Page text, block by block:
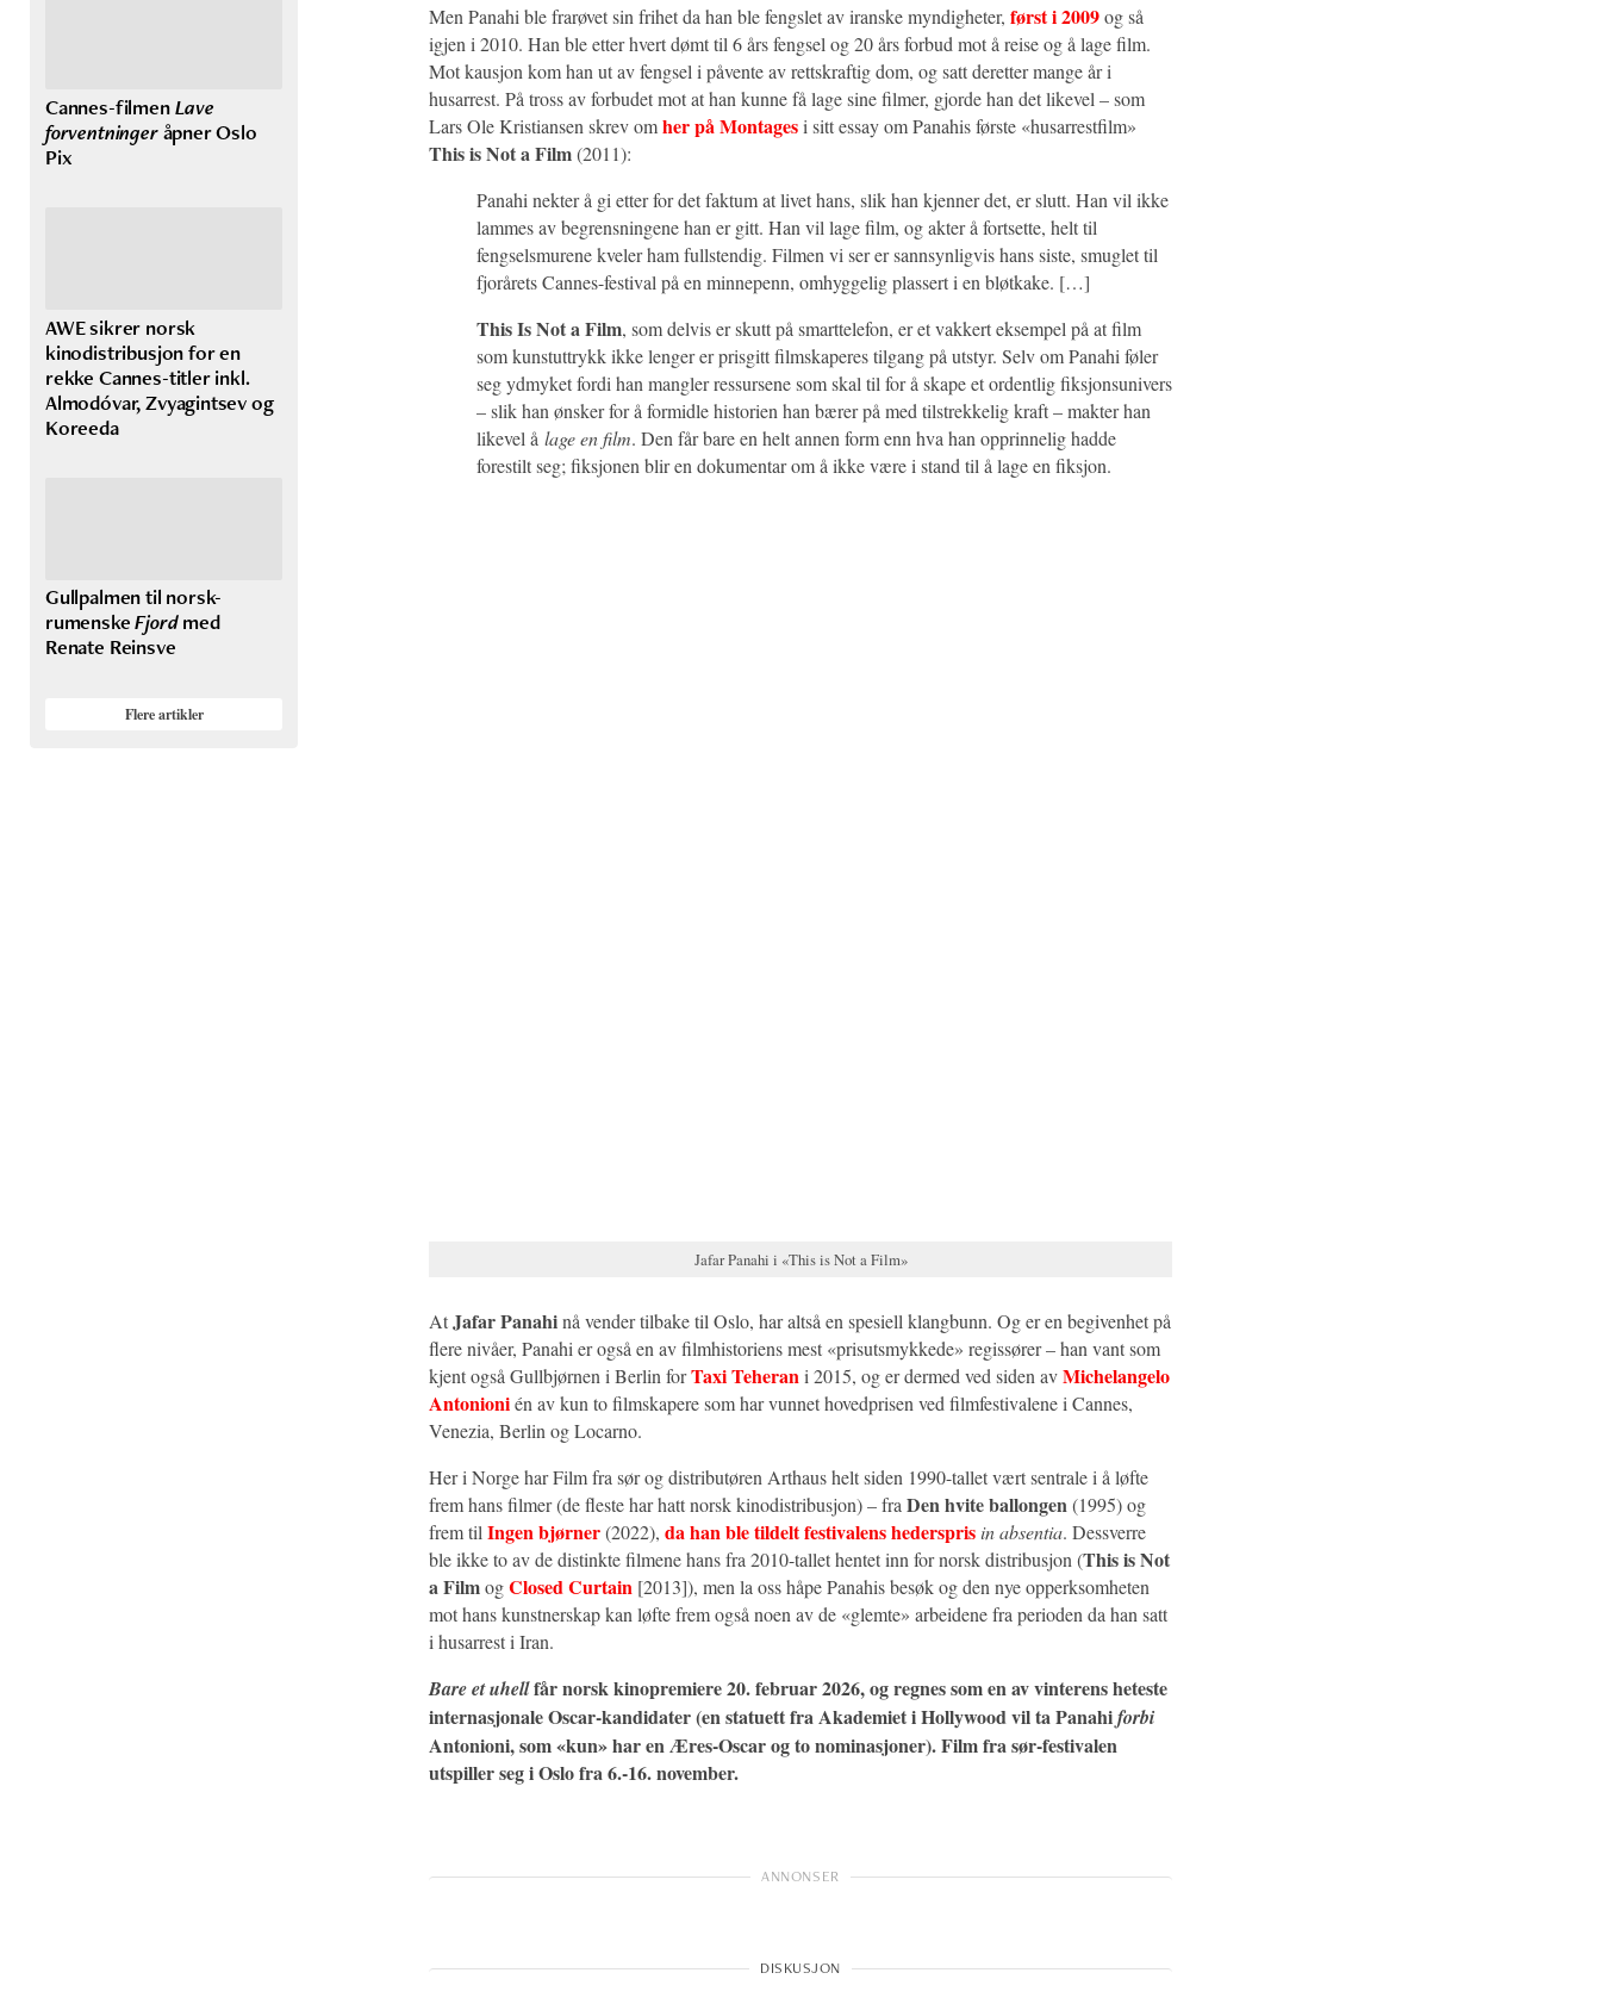
Men Panahi ble frarøvet sin frihet da han ble fengslet av iranske myndigheter, først i 2009og så
igjen i 2010. Han ble etter hvert dømt til 6 års fengsel og 20 års forbud mot å reise og å lage film.
Mot kausjon kom han ut av fengsel i påvente av rettskraftig dom, og satt deretter mange år i
husarrest. På tross av forbudet mot at han kunne få lage sine filmer, gjorde han det likevel – som
Lars Ole Kristiansen skrev omher på Montagesi sitt essay om Panahis første «husarrestfilm»
This is Not a Film(2011):
Panahi nekter å gi etter for det faktum at livet hans, slik han kjenner det, er slutt. Han vil ikke
lammes av begrensningene han er gitt. Han vil lage film, og akter å fortsette, helt til
fengselsmurene kveler ham fullstendig. Filmen vi ser er sannsynligvis hans siste, smuglet til
fjorårets Cannes-festival på en minnepenn, omhyggelig plassert i en bløtkake. […]
This Is Not a Film, som delvis er skutt på smarttelefon, er et vakkert eksempel på at film
som kunstuttrykk ikke lenger er prisgitt filmskaperes tilgang på utstyr. Selv om Panahi føler
seg ydmyket fordi han mangler ressursene som skal til for å skape et ordentlig fiksjonsunivers
– slik han ønsker for å formidle historien han bærer på med tilstrekkelig kraft – makter han
likevel å lage en film. Den får bare en helt annen form enn hva han opprinnelig hadde
forestilt seg; fiksjonen blir en dokumentar om å ikke være i stand til å lage en fiksjon.
Jafar Panahi i «This is Not a Film»
AtJafar Panahinå vender tilbake til Oslo, har altså en spesiell klangbunn. Og er en begivenhet på
flere nivåer, Panahi er også en av filmhistoriens mest «prisutsmykkede» regissører – han vant som
kjent også Gullbjørnen i Berlin forTaxi Teherani 2015, og er dermed ved siden avMichelangelo
Antonionién av kun to filmskapere som har vunnet hovedprisen ved filmfestivalene i Cannes,
Venezia, Berlin og Locarno.
Her i Norge har Film fra sør og distributøren Arthaus helt siden 1990-tallet vært sentrale i å løfte
frem hans filmer (de fleste har hatt norsk kinodistribusjon) – fra Den hvite ballongen(1995) og
frem til Ingen bjørner(2022), da han ble tildelt festivalens hederspris in absentia. Dessverre
ble ikke to av de distinkte filmene hans fra 2010-tallet hentet inn for norsk distribusjon (This is Not
a FilmogClosed Curtain [2013]), men la oss håpe Panahis besøk og den nye opperksomheten
mot hans kunstnerskap kan løfte frem også noen av de «glemte» arbeidene fra perioden da han satt
i husarrest i Iran.
Bare et uhellfår norsk kinopremiere 20. februar 2026, og regnes som en av vinterens heteste
internasjonale Oscar-kandidater (en statuett fra Akademiet i Hollywood vil ta Panahiforbi
Antonioni, som «kun» har en Æres-Oscar og to nominasjoner). Film fra sør-festivalen
utspiller seg i Oslo fra 6.-16. november.
Cannes-filmenLave
forventningeråpner Oslo
Pix
AWE sikrer norsk
kinodistribusjon for en
rekke Cannes-titler inkl.
Almodóvar, Zvyagintsev og
Koreeda
Gullpalmen til norsk-
rumenskeFjordmed
Renate Reinsve
Flere artikler